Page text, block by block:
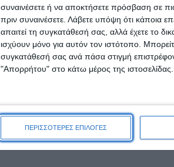
συναινέσετε ή να αποκτήσετε πρόσβαση σε
πριν συναινέσετε. Λάβετε υπόψη ότι κάποια
απαιτεί τη συγκατάθεσή σας, αλλά έχετε το
ισχύουν μόνο για αυτόν τον ιστότοπο.
συγκατάθεσή σας ανά πάσα στιγμή
"Απορρήτου" στο κάτω μέρος της ιστοσελίδας.
ΠΕΡΙΣΣΟΤΕΡΕΣ ΕΠΙΛΟΓΕΣ